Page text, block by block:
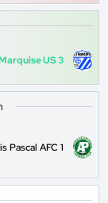
US 3
Pascal AFC 1